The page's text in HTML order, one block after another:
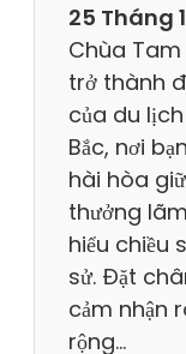
25 Tháng
Chùa
trở thành
của du
Bắc, nơi
hài hòa
thưởng
hiểu chiều
sử. Đặt
cảm nhận
rộng…